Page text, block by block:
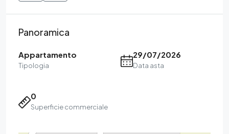
Panoramica
Appartamento
Tipologia
29/07/2026
Data asta
0
Superficie commerciale